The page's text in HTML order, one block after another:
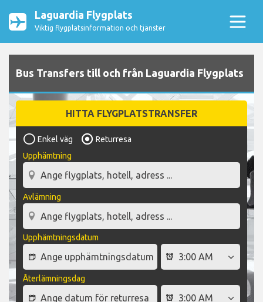
Laguardia Flygplats
Viktig flygplatsinformation och tjänster
Bus Transfers till och från Laguardia Flygplats
HITTA FLYGPLATSTRANSFER
Enkel väg
Returresa
Upphämtning
Avlämning
Upphämtningsdatum
Återlämningsdag